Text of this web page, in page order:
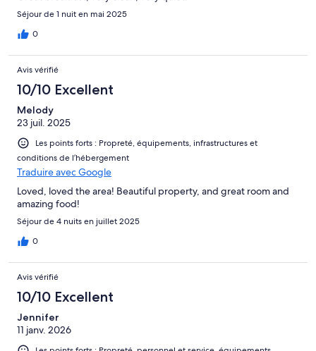
Séjour de 1 nuit en mai 2025
0
Avis vérifié
10/10 Excellent
Melody
23 juil. 2025
Les points forts : Propreté, équipements, infrastructures et
conditions de l’hébergement
Traduire avec Google
Loved, loved the area! Beautiful property, and great room and
amazing food!
Séjour de 4 nuits en juillet 2025
0
Avis vérifié
10/10 Excellent
Jennifer
11 janv. 2026